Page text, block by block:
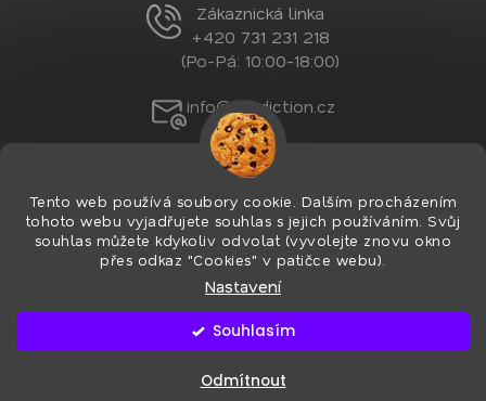
Tento web používá soubory cookie. Dalším procházením
tohoto webu vyjadřujete souhlas s jejich používáním. Svůj
souhlas můžete kdykoliv odvolat (vyvolejte znovu okno
přes odkaz "Cookies" v patičce webu).
Nastavení
Odmítnout
Souhlasím
Zákaznická linka
+420 731 231 218
(Po-Pá: 10:00-18:00)
info@nordiction.cz
Vytvořil Shoptet Premium
Copyright 2026Nordiction.cz. Všechna práva
Upravit nastavení cookies